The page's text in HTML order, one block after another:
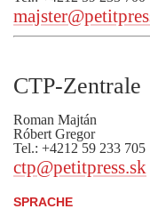
CTP-Zentrale
Roman Majtán
Róbert Gregor
Tel.: +4212 59 233 705
ctp@petitpress.sk
SPRACHE